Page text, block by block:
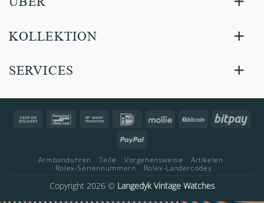
KOLLEKTION
SERVICES
Cash
Bancontact Bank
IDeal Mollie BitCoin
PayPal
Armbanduhren Teile Vorgehensweise
Artikelen
Rolex-Seriennummern
Rolex-Landercodes
Copyright 2026 © Langedyk Vintage Watches